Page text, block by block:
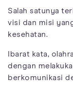
Salah satunya
visi dan misi
kesehatan.
Ibarat kata,
dengan
berkomunikasi